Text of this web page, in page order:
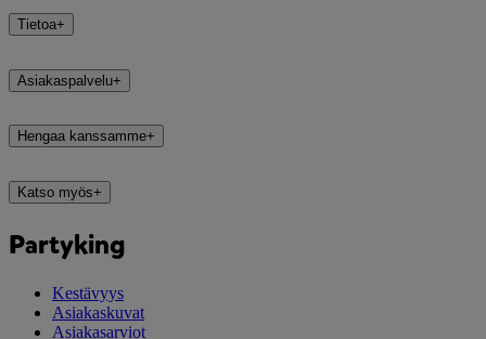
Tietoa+
Asiakaspalvelu+
Hengaa kanssamme+
Katso myös+
Partyking
Kestävyys
Asiakaskuvat
Asiakasarviot